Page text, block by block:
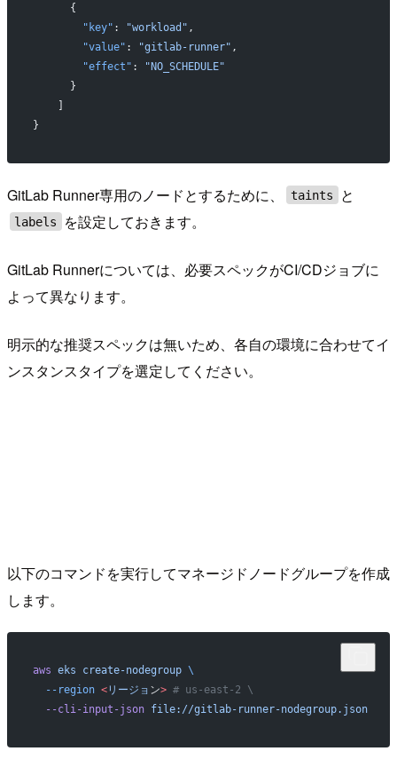
      {
        "key"
: "workload" ,
        "value"
: "gitlab-runner" ,
        "effect"
:
"NO_SCHEDULE"
      }
}
GitLab Runner専用のノードとするために、 taints と
labels を設定しておきます。
GitLab Runnerについては、必要スペックがCI/CDジョブに
よって異なります。
明示的な推奨スペックは無いため、各自の環境に合わせてイ
ンスタンスタイプを選定してください。
以下のコマンドを実行してマネージドノードグループを作成
します。
aws eks create-nodegroup \
  --region
<リージョ ン> # us-east-2 \
  --cli-input-json
file://gitlab-runner-nodegroup.json